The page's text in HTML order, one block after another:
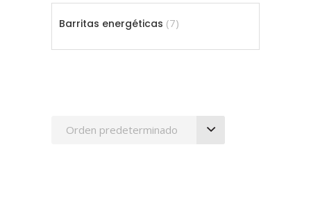
Orden predeterminado
Barritas energéticas 77
productos